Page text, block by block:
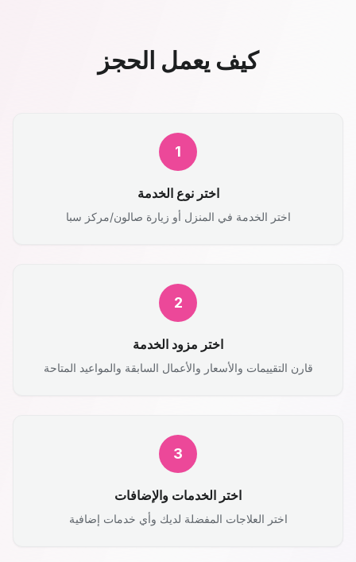
كيف يعمل الحجز
1
اختر نوع الخدمة
اختر الخدمة في المنزل أو زيارة صالون/مركز سبا
2
اختر مزود الخدمة
قارن التقييمات والأسعار والأعمال السابقة والمواعيد المتاحة
3
اختر الخدمات والإضافات
اختر العلاجات المفضلة لديك وأي خدمات إضافية